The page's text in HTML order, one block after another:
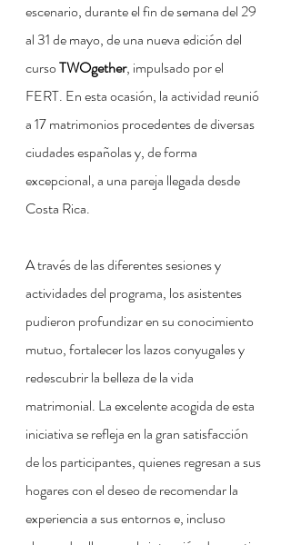
escenario, durante el fin de semana del 29
al 31 de mayo, de una nueva edición del
curso TWOgether, impulsado por el
FERT. En esta ocasión, la actividad reunió
a 17 matrimonios procedentes de diversas
ciudades españolas y, de forma
excepcional, a una pareja llegada desde
Costa Rica.
A través de las diferentes sesiones y
actividades del programa, los asistentes
pudieron profundizar en su conocimiento
mutuo, fortalecer los lazos conyugales y
redescubrir la belleza de la vida
matrimonial. La excelente acogida de esta
iniciativa se refleja en la gran satisfacción
de los participantes, quienes regresan a sus
hogares con el deseo de recomendar la
experiencia a sus entornos e, incluso